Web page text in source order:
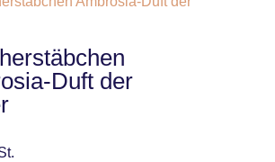
Duft der